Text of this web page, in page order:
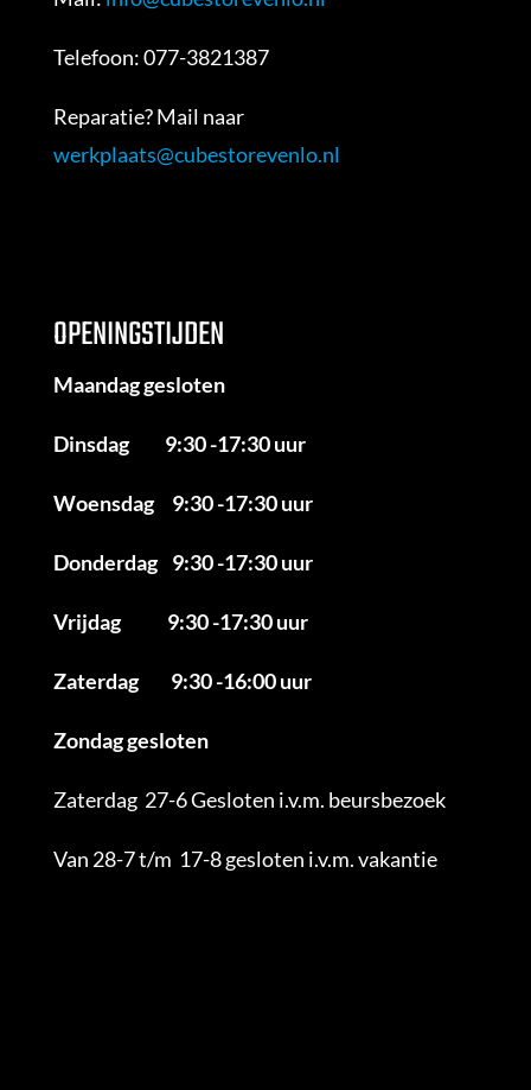
Telefoon: 077-3821387
Reparatie? Mail naar
werkplaats@cubestorevenlo.nl
OPENINGSTIJDEN
Maandag gesloten
Dinsdag 9:30 -17:30 uur
Woensdag 9:30 -17:30 uur
Donderdag 9:30 -17:30 uur
Vrijdag 9:30 -17:30 uur
Zaterdag 9:30 -16:00 uur
Zondag gesloten
Zaterdag 27-6 Gesloten i.v.m. beursbezoek
Van 28-7 t/m 17-8 gesloten i.v.m. vakantie